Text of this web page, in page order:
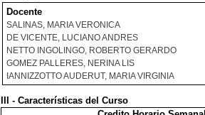
Docente
SALINAS, MARIA VERONICA
DE VICENTE, LUCIANO ANDRES
NETTO INGOLINGO, ROBERTO GERARDO
GOMEZ PALLERES, NERINA LIS
IANNIZZOTTO AUDERUT, MARIA VIRGINIA
III - Características del Curso